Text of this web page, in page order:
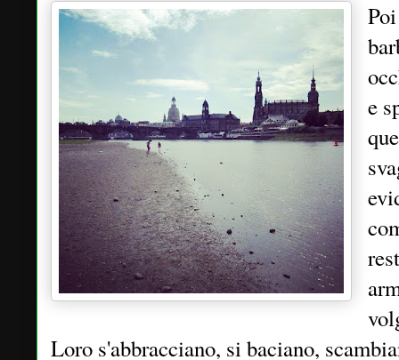
e
Loro s'abbracciano, si baciano,